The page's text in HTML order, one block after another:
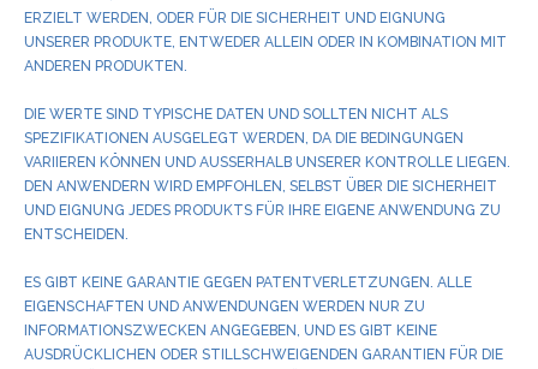
ERZIELT WERDEN, ODER FÜR DIE SICHERHEIT UND EIGNUNG
UNSERER PRODUKTE, ENTWEDER ALLEIN ODER IN KOMBINATION MIT
ANDEREN PRODUKTEN.
DIE WERTE SIND TYPISCHE DATEN UND SOLLTEN NICHT ALS
SPEZIFIKATIONEN AUSGELEGT WERDEN, DA DIE BEDINGUNGEN
VARIIEREN KÖNNEN UND AUSSERHALB UNSERER KONTROLLE LIEGEN.
DEN ANWENDERN WIRD EMPFOHLEN, SELBST ÜBER DIE SICHERHEIT
UND EIGNUNG JEDES PRODUKTS FÜR IHRE EIGENE ANWENDUNG ZU
ENTSCHEIDEN.
ES GIBT KEINE GARANTIE GEGEN PATENTVERLETZUNGEN. ALLE
EIGENSCHAFTEN UND ANWENDUNGEN WERDEN NUR ZU
INFORMATIONSZWECKEN ANGEGEBEN, UND ES GIBT KEINE
AUSDRÜCKLICHEN ODER STILLSCHWEIGENDEN GARANTIEN FÜR DIE